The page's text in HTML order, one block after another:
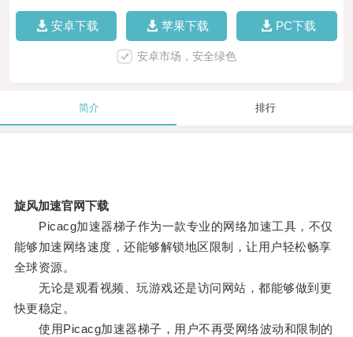
安卓下载 苹果下载 PC下载
安卓市场，安全绿色
简介 排行
旋风加速官网下载
Picacg加速器梯子作为一款专业的网络加速工具，不仅
能够加速网络速度，还能够解锁地区限制，让用户轻松畅享
全球资源。
无论是观看视频、玩游戏还是访问网站，都能够做到更
快更稳定。
使用Picacg加速器梯子，用户不再受网络波动和限制的